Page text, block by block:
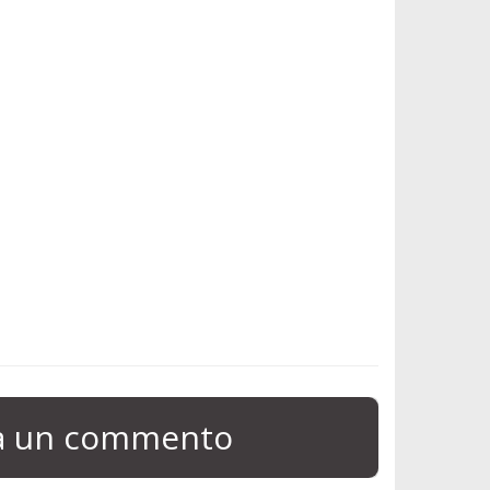
un commento